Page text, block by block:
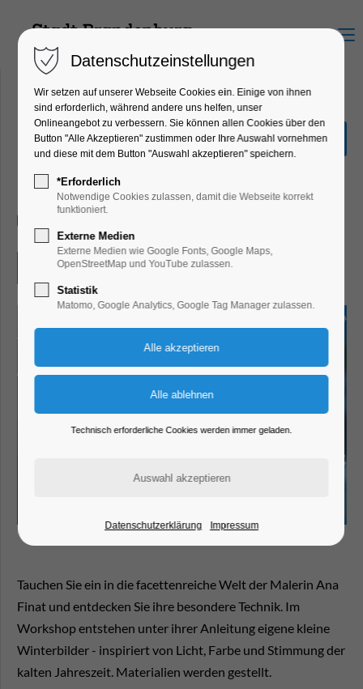
Menu
Mal-Workshop mit Ana
Finta
Ausstellung, Kunst, Mitmach-Aktion
Eintritt frei
Tauchen Sie ein in die facettenreiche Welt der Malerin Ana
Finat und entdecken Sie ihre besondere Technik. Im
Workshop entstehen unter ihrer Anleitung eigene kleine
Winterbilder - inspiriert von Licht, Farbe und Stimmung der
kalten Jahreszeit. Materialien werden gestellt.
Datenschutzeinstellungen
Wir setzen auf unserer Webseite Cookies ein. Einige von ihnen
sind erforderlich, während andere uns helfen, unser
Onlineangebot zu verbessern. Sie können allen Cookies über den
Button "Alle Akzeptieren" zustimmen oder Ihre Auswahl vornehmen
und diese mit dem Button "Auswahl akzeptieren" speichern.
*Erforderlich
Notwendige Cookies zulassen, damit die Webseite korrekt
funktioniert.
Externe Medien
Externe Medien wie Google Fonts, Google Maps,
OpenStreetMap und YouTube zulassen.
Statistik
Matomo, Google Analytics, Google Tag Manager zulassen.
Technisch erforderliche Cookies werden immer geladen.
Datenschutzerklärung Impressum